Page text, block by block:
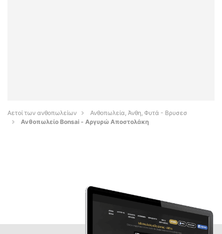
Αετοί των ανθοπωλείων
Ανθοπωλεία, Άνθη, Φυτά - Βρυσεσ
Ανθοπωλείο Bonsai - Αργυρώ Αποστολάκη